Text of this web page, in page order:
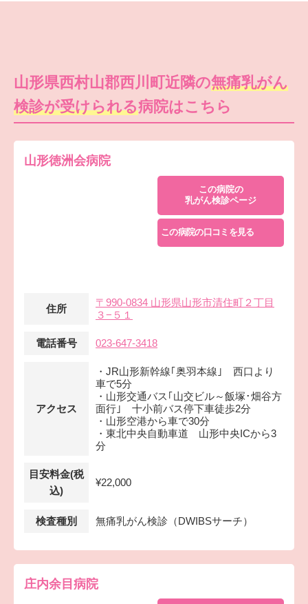
山形県西村山郡西川町近隣の無痛乳がん
検診が受けられる病院はこちら
山形徳洲会病院
この病院の
乳がん検診ページ
この病院の口コミを見る
住所
〒990-0834 山形県山形市清住町２丁目
３−５１
電話番号 023-647-3418
アクセス
・JR山形新幹線｢奥羽本線｣ 西口より
車で5分
・山形交通バス｢山交ビル～飯塚･畑谷方
面行｣ 十小前バス停下車徒歩2分
・山形空港から車で30分
・東北中央自動車道 山形中央ICから3
分
目安料金(税
込)
¥22,000
検査種別 無痛乳がん検診（DWIBSサーチ）
庄内余目病院